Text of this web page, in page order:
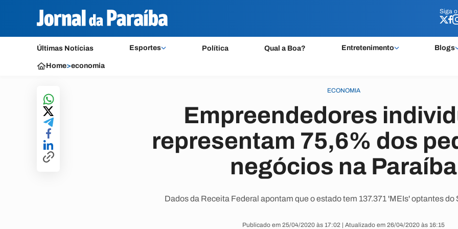
Siga o
Últimas Notícias Esportes Política Qual a Boa? Entretenimento Blogs
Siga o
Home>economia
ECONOMIA
Empreendedores
representam 75,6% dos
negócios na Paraíba
Dados da Receita Federal apontam que o estado tem 137.371 'MEIs' optantes
Publicado em 25/04/2020 às 17:02 | Atualizado em 26/04/2020 às 16:15